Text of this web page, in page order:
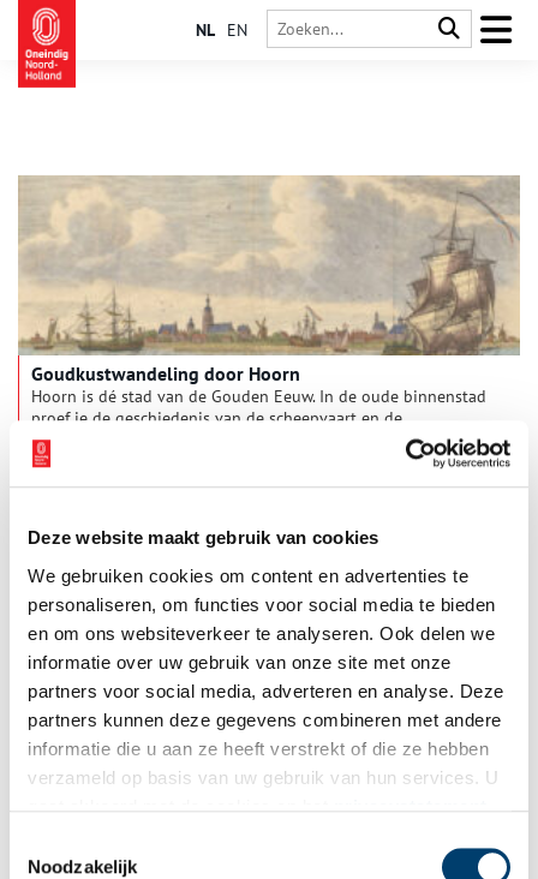
Deze website maakt gebruik van cookies
We gebruiken cookies om content en advertenties te
personaliseren, om functies voor social media te bieden
en om ons websiteverkeer te analyseren. Ook delen we
informatie over uw gebruik van onze site met onze
partners voor social media, adverteren en analyse. Deze
partners kunnen deze gegevens combineren met andere
informatie die u aan ze heeft verstrekt of die ze hebben
verzameld op basis van uw gebruik van hun services. U
Noodzakelijk
NL EN
Goudkustwandeling door Hoorn
Hoorn is dé stad van de Gouden Eeuw. In de oude binnenstad
proef je de geschiedenis van de scheepvaart en de
walvisvangst. Verhalen over de Slag op de Zuiderzee en de
scheepsjongens van Bontekoe komen hier tot leven. Wandel in
gedachten met ons mee door de prachtige haven en de
Goudkust.
De Oosterkerk: schipperskerk van Hoorn
In een stad die zo verbonden met het water is als Hoorn, kan
een kerk voor schippers en vissers niet ontbreken. De